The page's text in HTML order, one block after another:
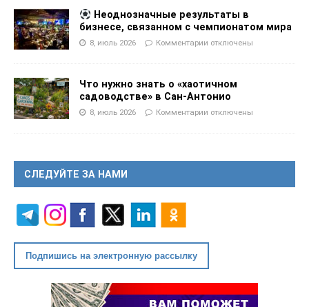
Неоднозначные результаты в
бизнесе, связанном с чемпионатом мира
8, июль 2026 Комментарии отключены
Что нужно знать о «хаотичном
садоводстве» в Сан-Антонио
8, июль 2026 Комментарии отключены
СЛЕДУЙТЕ ЗА НАМИ
Подпишись на электронную рассылку